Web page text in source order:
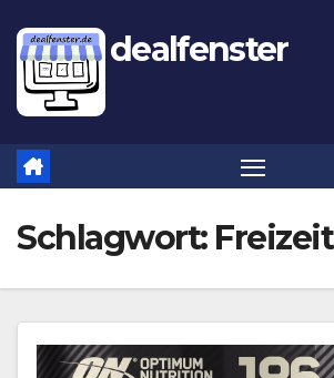
dealfenster
Schlagwort: Freizeit